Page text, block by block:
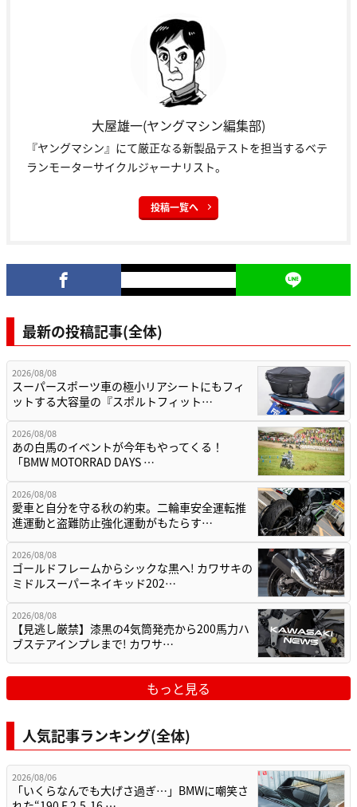
大屋雄一(ヤングマシン編集部)
『ヤングマシン』にて厳正なる新製品テストを担当するベテ
ランモーターサイクルジャーナリスト。
投稿一覧へ
最新の投稿記事(全体)
2026/08/08
スーパースポーツ車の極小リアシートにもフィ
ットする大容量の『スポルトフィット…
2026/08/08
あの白馬のイベントが今年もやってくる！
「BMW MOTORRAD DAYS …
2026/08/08
愛車と自分を守る秋の約束。二輪車安全運転推
進運動と盗難防止強化運動がもたらす…
2026/08/08
ゴールドフレームからシックな黒へ! カワサキの
ミドルスーパーネイキッド202…
2026/08/08
【見逃し厳禁】漆黒の4気筒発売から200馬力ハ
ブステアインプレまで! カワサ…
もっと見る
人気記事ランキング(全体)
2026/08/06
「いくらなんでも大げさ過ぎ…」BMWに嘲笑さ